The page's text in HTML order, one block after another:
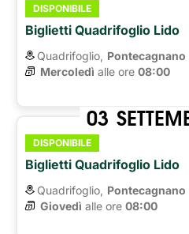
DISPONIBILE
Biglietti Quadrifoglio Lido
Quadrifoglio, Pontecagnano
Mercoledì alle ore 08:00
03
DISPONIBILE
Biglietti Quadrifoglio Lido
Quadrifoglio, Pontecagnano
Giovedì alle ore 08:00